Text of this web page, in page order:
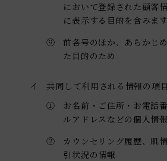
において登録された顧客
に表示する目的を含みます
⑨
前各号のほか、あらかじ
た目的のため
イ
共同して利用される情報の項目
①
お名前・ご住所・お電話
ルアドレスなどの個人情報
②
カウンセリング履歴、肌
引状況の情報